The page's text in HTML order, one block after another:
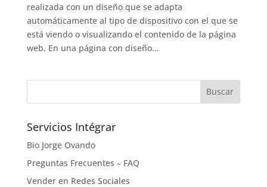
realizada con un diseño que se adapta
automáticamente al tipo de dispositivo con el que se
está viendo o visualizando el contenido de la página
web. En una página con diseño...
Servicios Intégrar
Bio Jorge Ovando
Preguntas Frecuentes – FAQ
Vender en Redes Sociales